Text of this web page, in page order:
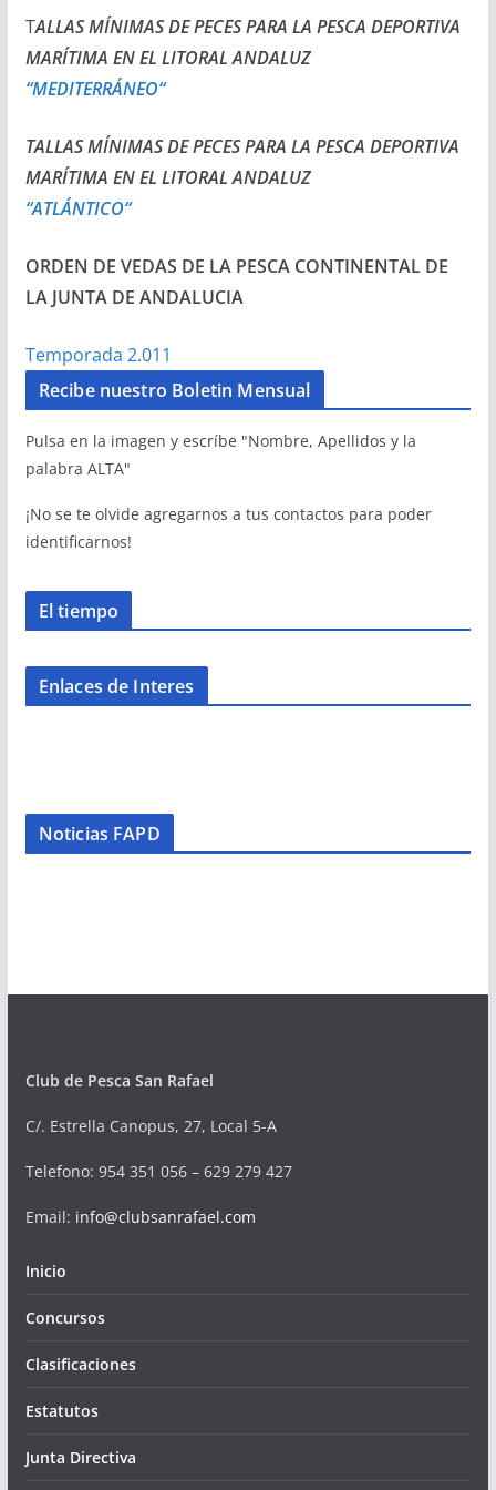
TALLAS MÍNIMAS DE PECES PARA LA PESCA DEPORTIVA
MARÍTIMA EN EL LITORAL ANDALUZ
“MEDITERRÁNEO“
TALLAS MÍNIMAS DE PECES PARA LA PESCA DEPORTIVA
MARÍTIMA EN EL LITORAL ANDALUZ
“ATLÁNTICO“
ORDEN DE VEDAS DE LA PESCA CONTINENTAL DE
LA JUNTA DE ANDALUCIA
Temporada 2.011
Recibe nuestro Boletin Mensual
Pulsa en la imagen y escríbe "Nombre, Apellidos y la
palabra ALTA"
¡No se te olvide agregarnos a tus contactos para poder
identificarnos!
El tiempo
Enlaces de Interes
Noticias FAPD
Club de Pesca San Rafael
C/. Estrella Canopus, 27, Local 5-A
Telefono: 954 351 056 – 629 279 427
Email: info@clubsanrafael.com
Inicio
Concursos
Clasificaciones
Estatutos
Junta Directiva